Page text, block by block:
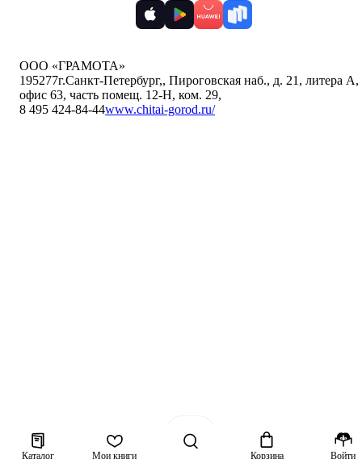
Каталог Мои книги Корзина Войти
ООО «ГРАМОТА»
195277г.Санкт-Петербург,, Пироговская наб., д. 21, литера А,
офис 63, часть помещ. 12-Н, ком. 29,
8 495 424-84-44www.chitai-gorod.ru/